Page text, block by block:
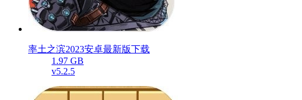
率土之滨2023安卓最新版下载
1.97 GB
v5.2.5